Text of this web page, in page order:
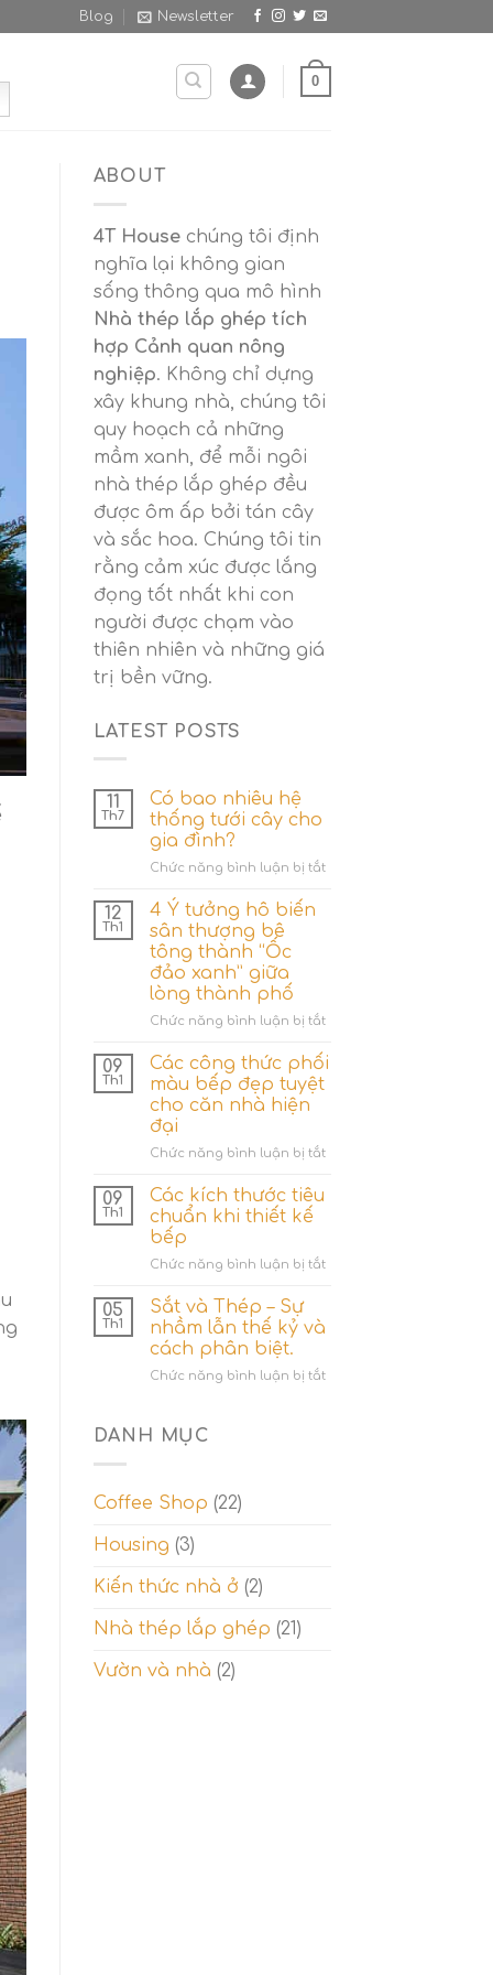
Blog Newsletter
0
ABOUT
4T House chúng tôi định
nghĩa lại không gian
sống thông qua mô hình
Nhà thép lắp ghép tích
hợp Cảnh quan nông
nghiệp. Không chỉ dựng
xây khung nhà, chúng tôi
quy hoạch cả những
mầm xanh, để mỗi ngôi
nhà thép lắp ghép đều
được ôm ấp bởi tán cây
và sắc hoa. Chúng tôi tin
rằng cảm xúc được lắng
đọng tốt nhất khi con
người được chạm vào
thiên nhiên và những giá
trị bền vững.
LATEST POSTS
11
Th7
Có bao nhiêu hệ
thống tưới cây cho
gia đình?
Chức năng bình luận bị tắtở
cho
đình?
12
Th1
4 Ý tưởng hô biến
sân thượng bê
tông thành “Ốc
đảo xanh” giữa
lòng thành phố
Chức năng bình luận bị tắtở
Ý
thượng
xanh”
09
Th1
Các công thức phối
màu bếp đẹp tuyệt
cho căn nhà hiện
đại
Chức năng bình luận bị tắtở
bếp
hiện
09
Th1
Các kích thước tiêu
chuẩn khi thiết kế
bếp
Chức năng bình luận bị tắtở
khi
05
Th1
Sắt và Thép – Sự
nhầm lẫn thế kỷ và
cách phân biệt.
Chức năng bình luận bị tắtở
DANH MỤC
Coffee Shop (22)
Housing (3)
Kiến thức nhà ở (2)
Nhà thép lắp ghép (21)
Vườn và nhà (2)